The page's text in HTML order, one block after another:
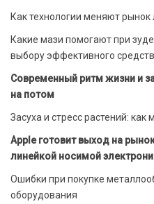
Как технологии меняют рынок
Какие мази помогают при
выбору эффективного
Современный ритм жизни и
на потом
Засуха и стресс растений:
Apple готовит выход на
линейкой носимой
Ошибки при покупке
оборудования